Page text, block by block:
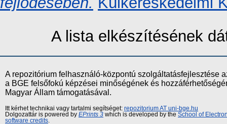
A lista elkészítésének
A repozitórium felhasználó-központú szolgáltatásfejlesztése
a BGE felsőfokú képzései minőségének és
Magyar Állam támogatásával.
Itt kérhet technikai vagy tartalmi segítséget: repozitorium AT uni-bge.hu
Dolgozattár is powered by EPrints 3 which is developed by the School of
software credits